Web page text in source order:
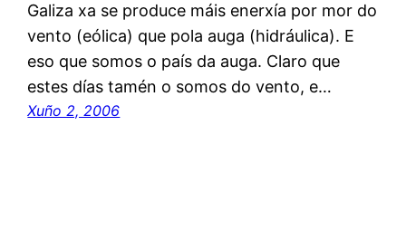
Galiza xa se produce máis enerxía por mor do
vento (eólica) que pola auga (hidráulica). E
eso que somos o país da auga. Claro que
estes días tamén o somos do vento, e…
Xuño 2, 2006